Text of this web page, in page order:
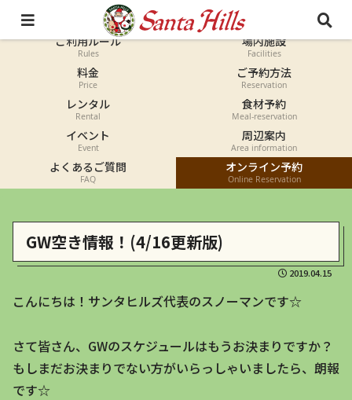
オートキャンプ
Auto-camp
ご利用ルール
Rules
場内施設
Facilities
料金
Price
ご予約方法
Reservation
レンタル
Rental
食材予約
Meal-reservation
イベント
Event
周辺案内
Area information
よくあるご質問
FAQ
オンライン予約
Online Reservation
GW空き情報！(4/16更新版)
2019.04.15
こんにちは！サンタヒルズ代表のスノーマンです☆
さて皆さん、GWのスケジュールはもうお決まりですか？
もしまだお決まりでない方がいらっしゃいましたら、朗報
です☆